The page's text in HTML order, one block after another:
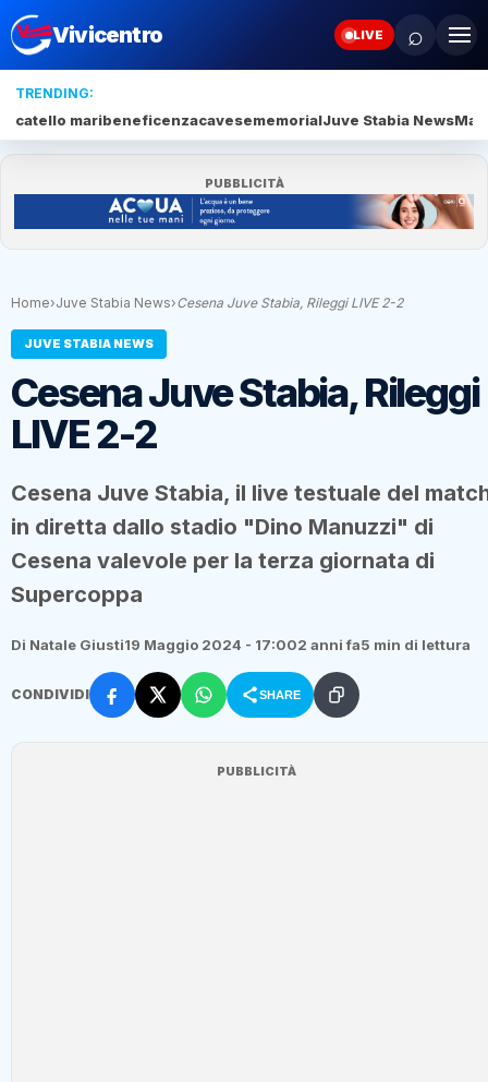
Vivicentro LIVE ⌕
TRENDING:
catello maribeneficenzacavesememorialJuve Stabia News
PUBBLICITÀ
Home›Juve Stabia News›Cesena Juve Stabia, Rileggi LIVE 2-2
JUVE STABIA NEWS
Cesena Juve Stabia, Rileggi
LIVE 2-2
Cesena Juve Stabia, il live testuale del
in diretta dallo stadio "Dino Manuzzi" di
Cesena valevole per la terza giornata di
Supercoppa
Di Natale Giusti19 Maggio 2024 - 17:002 anni fa5 min di lettura
CONDIVIDI SHARE
PUBBLICITÀ